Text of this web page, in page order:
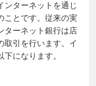
ンターネットを通じ
ことです。従来の実
ターネット銀行は店
取引を行います。イ
になります。